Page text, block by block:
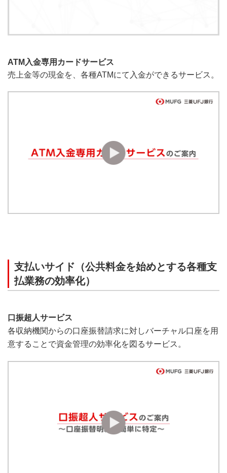
ATM入金専用カードサービス
売上金等の現金を、各種ATMにて入金ができるサービス。
支払いサイド（公共料金を始めとする各種支
払業務の効率化）
口振超人サービス
各収納機関からの口座振替請求に対しバーチャル口座を用
意することで資金管理の効率化を図るサービス。